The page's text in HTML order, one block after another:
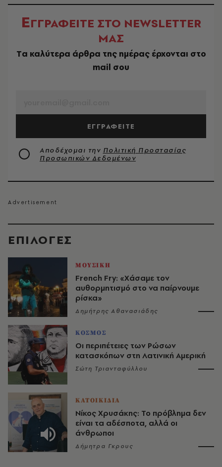
EΠΙΛΟΓΈΣ
ΜΟΥΣΙΚΗ
French Fry: «Χάσαμε τον
αυθορμητισμό στο να παίρνουμε
ρίσκα»
Δημήτρης Αθανασιάδης
ΚΟΣΜΟΣ
Οι περιπέτειες των Ρώσων
κατασκόπων στη Λατινική Αμερική
Σώτη Τριανταφύλλου
ΚΑΤΟΙΚΙΔΙΑ
Νίκος Χρυσάκης: Το πρόβλημα δεν
είναι τα αδέσποτα, αλλά οι
άνθρωποι
Δήμητρα Γκρους
ΕΓΓΡΑΦΕΙΤΕ ΣΤΟ NEWSLETTER
ΜΑΣ
Tα καλύτερα άρθρα της ημέρας έρχονται στο
mail σου
ΕΓΓΡΑΦΕΙΤΕ
Αποδέχομαι την Πολιτική Προστασίας
Προσωπικών Δεδομένων